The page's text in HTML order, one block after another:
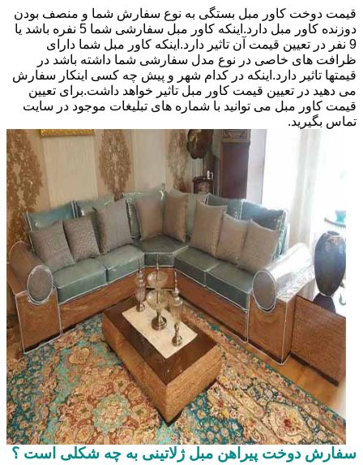
قیمت دوخت کاور مبل بستگی به نوع سفارش شما و منصف بودن
دوزنده کاور مبل دارد.اینکه کاور مبل سفارشی شما 5 نفره باشد یا
9 نفر در تعیین قیمت آن تاثیر دارد.اینکه کاور مبل شما دارای
ظرافت های خاصی در نوع مدل سفارشی شما داشته باشد در
قیمتها تاثیر دارد.اینکه در کدام شهر و پیش چه کسی اینکار سفارش
می دهید در تعیین قیمت کاور مبل تاثیر خواهد داشت.برای تعیین
قیمت کاور مبل می توانید با شماره های تبلیغات موجود در سایت
تماس بگیرید.
سفارش دوخت پیراهن مبل ژلاتینی به چه شکلی است ؟